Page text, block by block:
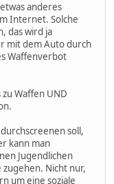
anderes
Internet. Solche
das wird ja
mit dem Auto durch
Waffenverbot
Waffen UND
soll,
kann man
Jugendlichen
Nicht nur,
um eine soziale